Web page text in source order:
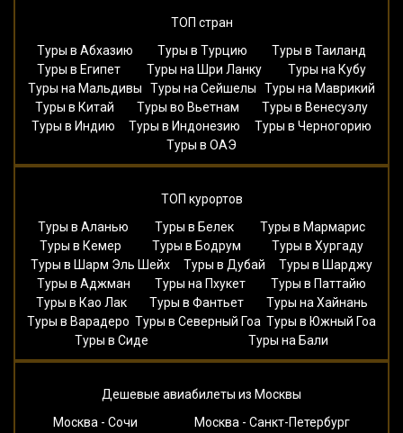
ТОП стран
Туры в Абхазию
Туры в Турцию
Туры в Таиланд
Туры в Египет
Туры на Шри Ланку
Туры на Кубу
Туры на Мальдивы
Туры на Сейшелы
Туры на Маврикий
Туры в Китай
Туры во Вьетнам
Туры в Венесуэлу
Туры в Индию
Туры в Индонезию
Туры в Черногорию
Туры в ОАЭ
ТОП курортов
Туры в Аланью
Туры в Белек
Туры в Мармарис
Туры в Кемер
Туры в Бодрум
Туры в Хургаду
Туры в Шарм Эль Шейх
Туры в Дубай
Туры в Шарджу
Туры в Аджман
Туры на Пхукет
Туры в Паттайю
Туры в Као Лак
Туры в Фантьет
Туры на Хайнань
Туры в Варадеро Туры в Северный Гоа Туры в Южный Гоа
Туры в Сиде
Туры на Бали
Дешевые авиабилеты из Москвы
Москва - Сочи
Москва - Санкт-Петербург